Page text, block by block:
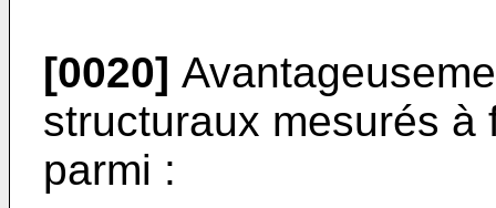
[0020]
structuraux mesurés
parmi :